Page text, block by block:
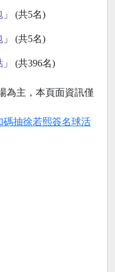
」 (共5名)
」 (共5名)
」 (共396名)
為主，本頁面資訊僅
碼抽徐若熙簽名球活